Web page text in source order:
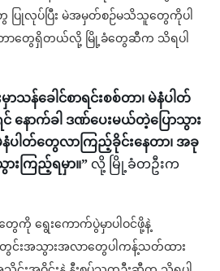
ပြုလုပ်ပြီး မဲအမှတ်စဉ်မသိသူတွေကိုပါ
ာက်တာတွေရှိတယ်လို့ မြို့ခံတွေဆီက သိရပါ
န်ခေါင်စာရင်းစစ်တာ၊ မဲနံပါတ်
ောက်ခါ ဒဏ်ပေးမယ်တဲ့ပြောသွား
ပါတ်တွေလာကြည့်ခိုင်းနေတာ၊ အခု
းကြည့်ရမှာ။” လို့ မြို့ခံတဦးက
ေကို ရွေးကောက်ပွဲမှာပါဝင်ဖို့နဲ့
တွင်းအသွားအလာတွေပါကန့်သတ်ထား